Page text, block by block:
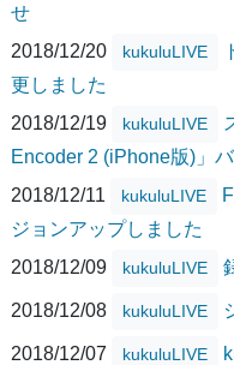
せ
2018/12/20
kukuluLIVE
更しました
2018/12/19
kukuluLIVE
Encoder 2 (iPhone版)」
2018/12/11
kukuluLIVE
ジョンアップしました
2018/12/09
kukuluLIVE
2018/12/08 kukuluLIVE
2018/12/07 kukuluLIVE